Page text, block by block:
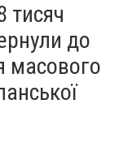
тисяч
до
масового